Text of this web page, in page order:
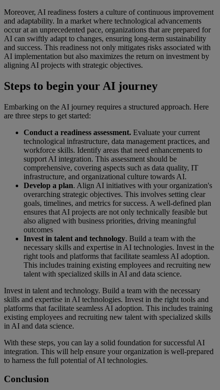
Moreover, AI readiness fosters a culture of continuous improvement
and adaptability. In a market where technological advancements
occur at an unprecedented pace, organizations that are prepared for
AI can swiftly adapt to changes, ensuring long-term sustainability
and success. This readiness not only mitigates risks associated with
AI implementation but also maximizes the return on investment by
aligning AI projects with strategic objectives.
Steps to begin your AI journey
Embarking on the AI journey requires a structured approach. Here
are three steps to get started:
Conduct a readiness assessment. Evaluate your current
technological infrastructure, data management practices, and
workforce skills. Identify areas that need enhancements to
support AI integration. This assessment should be
comprehensive, covering aspects such as data quality, IT
infrastructure, and organizational culture towards AI.
Develop a plan. Align AI initiatives with your organization's
overarching strategic objectives. This involves setting clear
goals, timelines, and metrics for success. A well-defined plan
ensures that AI projects are not only technically feasible but
also aligned with business priorities, driving meaningful
outcomes
Invest in talent and technology. Build a team with the
necessary skills and expertise in AI technologies. Invest in the
right tools and platforms that facilitate seamless AI adoption.
This includes training existing employees and recruiting new
talent with specialized skills in AI and data science.
Invest in talent and technology. Build a team with the necessary
skills and expertise in AI technologies. Invest in the right tools and
platforms that facilitate seamless AI adoption. This includes training
existing employees and recruiting new talent with specialized skills
in AI and data science.
With these steps, you can lay a solid foundation for successful AI
integration. This will help ensure your organization is well-prepared
to harness the full potential of AI technologies.
Conclusion